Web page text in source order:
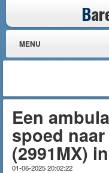
B
MENU
Een
spoed
(2991MX)
01-06-2025 20:02:22